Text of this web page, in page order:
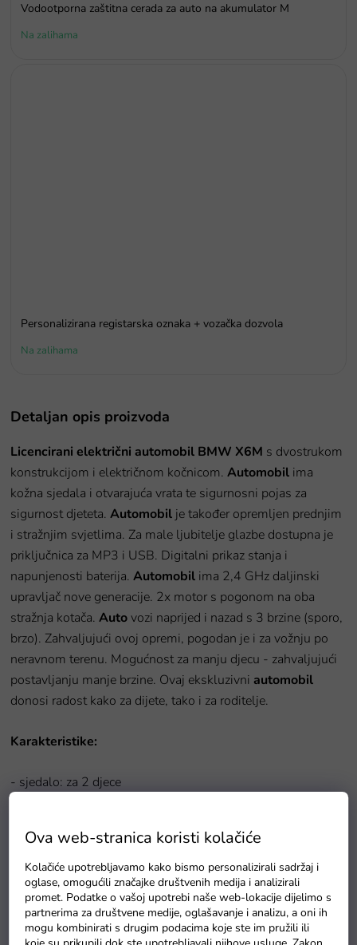
Ova web-stranica koristi kolačiće
Kolačiće upotrebljavamo kako bismo personalizirali sadržaj i
oglase, omogućili značajke društvenih medija i analizirali
promet. Podatke o vašoj upotrebi naše web-lokacije dijelimo s
partnerima za društvene medije, oglašavanje i analizu, a oni ih
mogu kombinirati s drugim podacima koje ste im pružili ili
Vodootporna zaštitna cerada za auto na akumulator M
Na zalihama
Personalizirana registarska oznaka + vozačka dozvola
Na zalihama
Detaljan opis proizvoda
Licencirani električni automobil BMW X6M s dvostrukom
konstrukcijom i električnom kočnicom. Automobil ima
kožna sjedala i otvarajuća vrata te sigurnosni pojas za
sigurnost djeteta. Automobil je također opremljen prednjim
i stražnjim svjetlima. Za male ljubitelje glazbe dostupna je
priključnica za MP3 i USB. Digitalni prikaz stanja i
napunjenosti baterija. Automobil ima 2,4 GHz daljinski
upravljač nove generacije. 2x motor s pogonom na oba
stražnja kotača. Autovozi naprijed i nazad s 3 brzine (sporo,
brzo). Zahvaljujući ovoj opremi, pogodan je i za vožnju po
neravnom terenu. Mogućnost za manju djecu - zahvaljujući
postavljanju manje brzine. Ovaj ekskluzivni automobil
donosi radost kako za dijete, tako i za roditelje.
Karakteristike:
- sjedalo: za 2 djece
- 2,4 GHz daljinski upravljač s uparivanjem na određeni
automobil
- unaprijeđena upravljačka jedinica
- jedinstvena otvarajuća vrata na amortizerima
- glatko kretanje